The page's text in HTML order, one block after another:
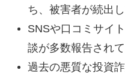
ち、被害者が続出
SNSや口コミサイ
談が多数報告され
過去の悪質な投資